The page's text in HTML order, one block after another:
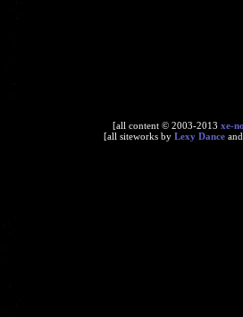
[all content © 2003-2013 xe-
[all siteworks by Lexy Dance